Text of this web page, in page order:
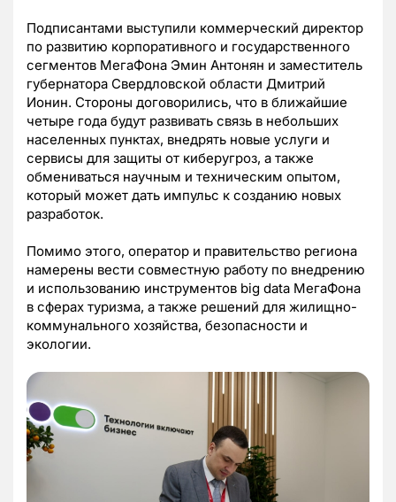
Подписантами выступили коммерческий директор
по развитию корпоративного и государственного
сегментов МегаФона Эмин Антонян и заместитель
губернатора Свердловской области Дмитрий
Ионин. Стороны договорились, что в ближайшие
четыре года будут развивать связь в небольших
населенных пунктах, внедрять новые услуги и
сервисы для защиты от киберугроз, а также
обмениваться научным и техническим опытом,
который может дать импульс к созданию новых
разработок.
Помимо этого, оператор и правительство региона
намерены вести совместную работу по внедрению
и использованию инструментов big data МегаФона
в сферах туризма, а также решений для жилищно-
коммунального хозяйства, безопасности и
экологии.